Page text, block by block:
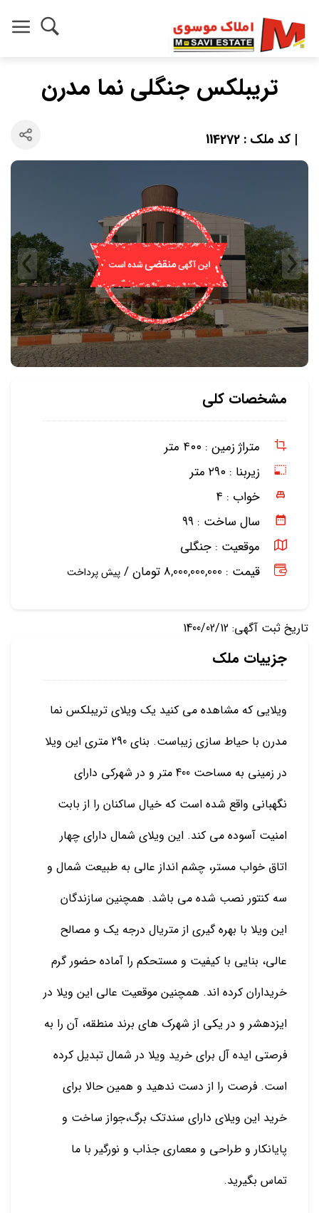
تریبلکس جنگلی نما مدرن
| کد ملک : 114272
مشخصات کلی
متراژ زمین : ۴۰۰ متر
زیربنا : ۲۹۰ متر
خواب : ۴
سال ساخت : ۹۹
موقعیت : جنگلی
قیمت : 8,000,000,000 تومان /
پیش پرداخت
تاریخ ثبت آگهی: 1400/02/12
جزییات ملک
ویلایی که مشاهده می کنید یک ویلای تریبلکس نما
مدرن با حیاط سازی زیباست. بنای 290 متری این ویلا
در زمینی به مساحت 400 متر و در شهرکی دارای
نگهبانی واقع شده است که خیال ساکنان را از بابت
امنیت آسوده می کند. این ویلای شمال دارای چهار
اتاق خواب مستر، چشم انداز عالی به طبیعت شمال و
سه کنتور نصب شده می باشد. همچنین سازندگان
این ویلا با بهره گیری از متریال درجه یک و مصالح
عالی، بنایی با کیفیت و مستحکم را آماده حضور گرم
خریداران کرده اند. همچنین موقعیت عالی این ویلا در
ایزدهشر و در یکی از شهرک های برند منطقه، آن را به
فرصتی ایده آل برای خرید ویلا در شمال تبدیل کرده
است. فرصت را از دست ندهید و همین حالا برای
خرید این ویلای دارای سندتک برگ،جواز ساخت و
پایانکار و طراحی و معماری جذاب و نورگیر با ما
تماس بگیرید.